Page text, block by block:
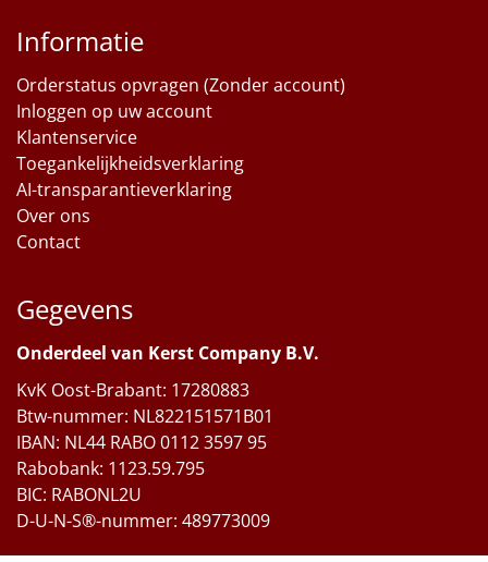
Informatie
Orderstatus opvragen (Zonder account)
Inloggen op uw account
Klantenservice
Toegankelijkheidsverklaring
AI-transparantieverklaring
Over ons
Contact
Gegevens
Onderdeel van Kerst Company B.V.
KvK Oost-Brabant: 17280883
Btw-nummer: NL822151571B01
IBAN: NL44 RABO 0112 3597 95
Rabobank: 1123.59.795
BIC: RABONL2U
D-U-N-S®-nummer: 489773009